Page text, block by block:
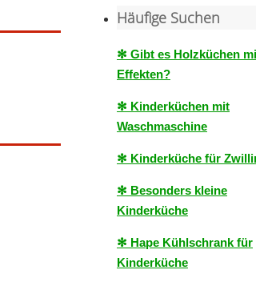
Häufige Suchen
✻ Gibt es Holzküchen
Effekten?
✻ Kinderküchen mit
Waschmaschine
✻ Kinderküche für
✻ Besonders kleine
Kinderküche
✻ Hape Kühlschrank für
Kinderküche